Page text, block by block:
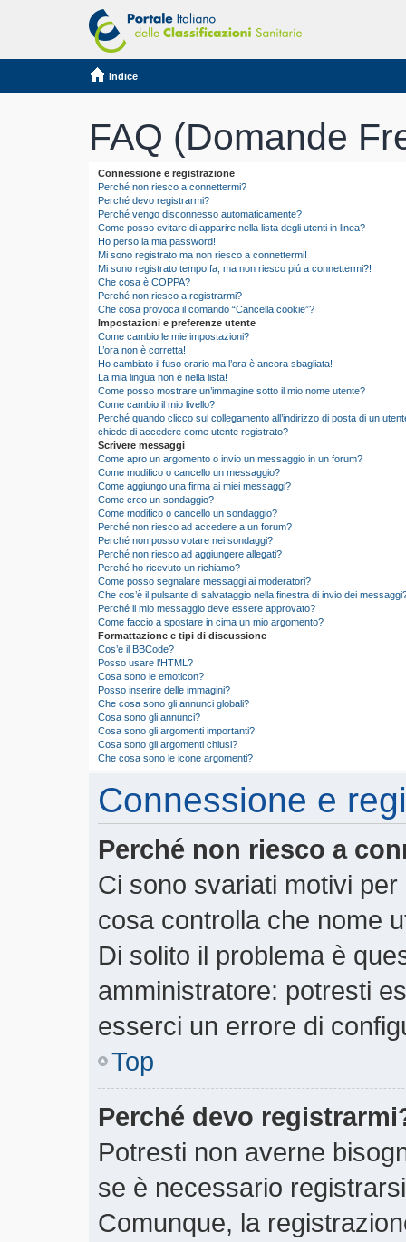
Indice
FAQ (Domande
Connessione e registrazione
Perché non riesco a connettermi?
Perché devo registrarmi?
Perché vengo disconnesso automaticamente?
Come posso evitare di apparire nella lista degli utenti in linea?
Ho perso la mia password!
Mi sono registrato ma non riesco a connettermi!
Mi sono registrato tempo fa, ma non riesco piú a connettermi?!
Che cosa è COPPA?
Perché non riesco a registrarmi?
Che cosa provoca il comando “Cancella cookie”?
Impostazioni e preferenze utente
Come cambio le mie impostazioni?
L’ora non è corretta!
Ho cambiato il fuso orario ma l’ora è ancora sbagliata!
La mia lingua non è nella lista!
Come posso mostrare un’immagine sotto il mio nome utente?
Come cambio il mio livello?
Perché quando clicco sul collegamento all’indirizzo di posta di un
chiede di accedere come utente registrato?
Scrivere messaggi
Come apro un argomento o invio un messaggio in un forum?
Come modifico o cancello un messaggio?
Come aggiungo una firma ai miei messaggi?
Come creo un sondaggio?
Come modifico o cancello un sondaggio?
Perché non riesco ad accedere a un forum?
Perché non posso votare nei sondaggi?
Perché non riesco ad aggiungere allegati?
Perché ho ricevuto un richiamo?
Come posso segnalare messaggi ai moderatori?
Che cos’è il pulsante di salvataggio nella finestra di invio dei
Perché il mio messaggio deve essere approvato?
Come faccio a spostare in cima un mio argomento?
Formattazione e tipi di discussione
Cos’è il BBCode?
Posso usare l’HTML?
Cosa sono le emoticon?
Posso inserire delle immagini?
Che cosa sono gli annunci globali?
Cosa sono gli annunci?
Cosa sono gli argomenti importanti?
Cosa sono gli argomenti chiusi?
Che cosa sono le icone argomenti?
Connessione e
Perché non riesco a
Ci sono svariati motivi
cosa controlla che nome
Di solito il problema è
amministratore: potresti
esserci un errore di
Top
Perché devo
Potresti non averne
se è necessario
Comunque, la